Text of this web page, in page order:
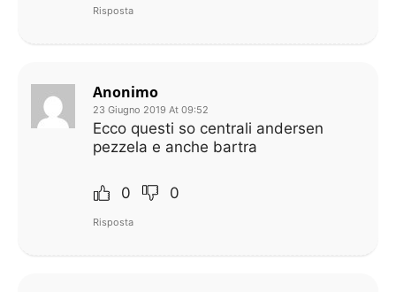
Risposta
Anonimo
23 Giugno 2019 At 09:52
Ecco questi so centrali andersen
pezzela e anche bartra
0 0
Risposta